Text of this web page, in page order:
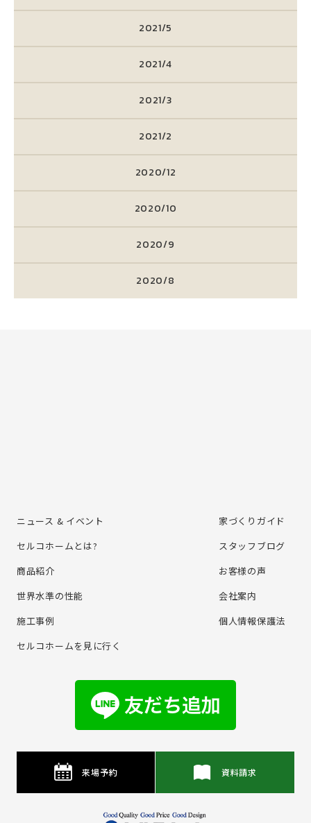
2021/5
2021/4
2021/3
2021/2
2020/12
2020/10
2020/9
2020/8
ニュース & イベント
セルコホームとは?
商品紹介
世界水準の性能
施⼯事例
セルコホームを⾒に⾏く
家づくりガイド
スタッフブログ
お客様の声
会社案内
個⼈情報保護法
来場予約 資料請求